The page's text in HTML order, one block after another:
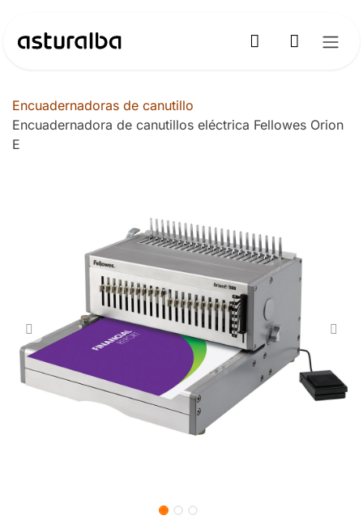
Encuadernadoras de canutillo
Encuadernadora de canutillos eléctrica Fellowes Orion
E